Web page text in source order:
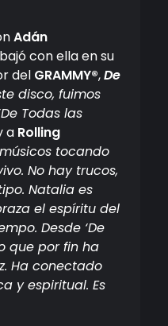
Adán
con ella en su
del GRAMMY®,De
disco, fuimos
Todas las
a Rolling
tocando
No hay trucos,
Natalia es
el espíritu del
Desde ‘De
que por fin ha
Ha conectado
y espiritual. Es